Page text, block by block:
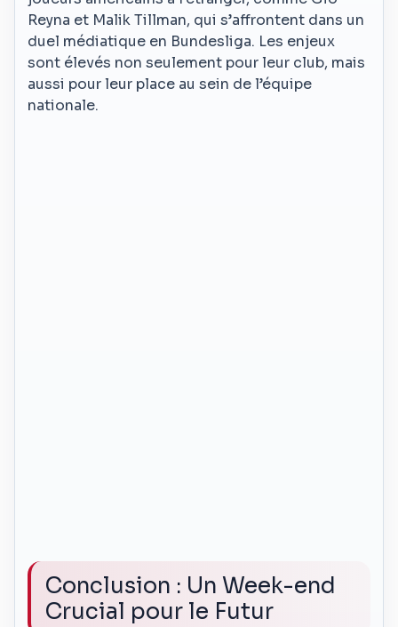
Reyna et Malik Tillman, qui s’affrontent dans un
duel médiatique en Bundesliga. Les enjeux
sont élevés non seulement pour leur club, mais
aussi pour leur place au sein de l’équipe
nationale.
Conclusion : Un Week-end
Crucial pour le Futur